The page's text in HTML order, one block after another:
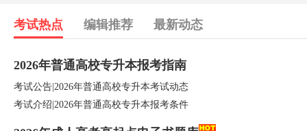
考试热点 编辑推荐 最新动态
2026年普通高校专升本报考指南
考试公告|2026年普通高校专升本考试动态
考试介绍|2026年普通高校专升本报考条件